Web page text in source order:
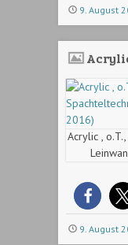
9. August
Acrylic ,
9. August